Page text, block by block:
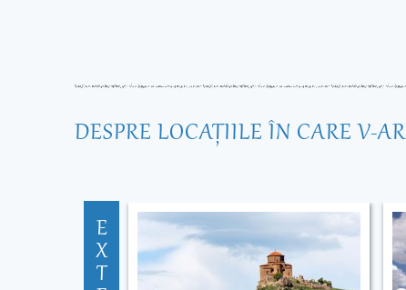
DESPRE LOCAŢIILE ÎN CARE V-
E
X
T